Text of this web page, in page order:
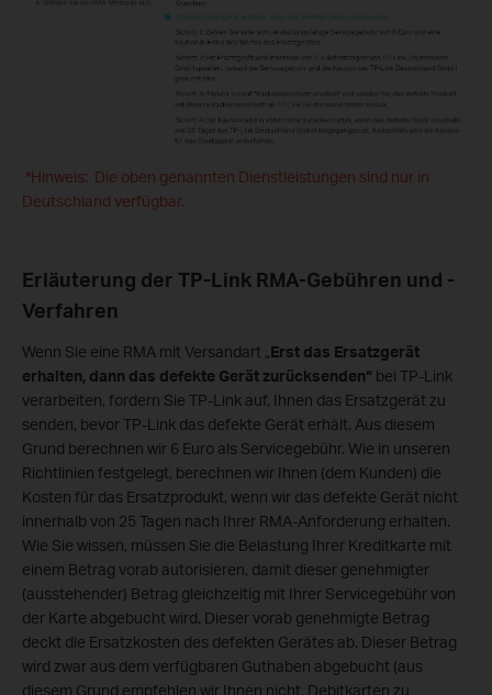
*Hinweis: Die oben genannten Dienstleistungen sind nur in
Deutschland verfügbar.
Erläuterung der TP-Link RMA-Gebühren und -
Verfahren
Wenn Sie eine RMA mit Versandart „Erst das Ersatzgerät
erhalten, dann das defekte Gerät zurücksenden“ bei TP-Link
verarbeiten, fordern Sie TP-Link auf, Ihnen das Ersatzgerät zu
senden, bevor TP-Link das defekte Gerät erhält. Aus diesem
Grund berechnen wir 6 Euro als Servicegebühr. Wie in unseren
Richtlinien festgelegt, berechnen wir Ihnen (dem Kunden) die
Kosten für das Ersatzprodukt, wenn wir das defekte Gerät nicht
innerhalb von 25 Tagen nach Ihrer RMA-Anforderung erhalten.
Wie Sie wissen, müssen Sie die Belastung Ihrer Kreditkarte mit
einem Betrag vorab autorisieren, damit dieser genehmigter
(ausstehender) Betrag gleichzeitig mit Ihrer Servicegebühr von
der Karte abgebucht wird. Dieser vorab genehmigte Betrag
deckt die Ersatzkosten des defekten Gerätes ab. Dieser Betrag
wird zwar aus dem verfügbaren Guthaben abgebucht (aus
diesem Grund empfehlen wir Ihnen nicht, Debitkarten zu